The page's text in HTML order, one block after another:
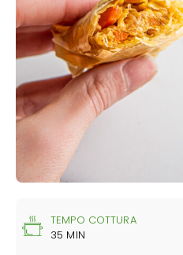
TEMPO COTTURA
35 MIN